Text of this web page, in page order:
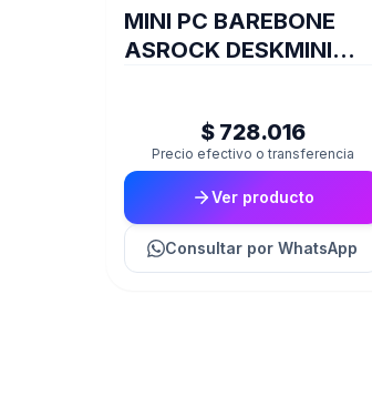
MINI PC BAREBONE
ASROCK DESKMINI
$ 728.016
Precio efectivo o transferencia
Ver producto
Consultar por WhatsApp